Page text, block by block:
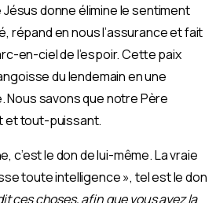
Jésus donne élimine le sentiment
répand en nous l’assurance et fait
en-ciel de l’espoir. Cette paix
du lendemain en une
Nous savons que notre Père
et tout-puissant.
c’est le don de lui-même. La vraie
toute intelligence », tel est le don
ces choses, afin que vous ayez la